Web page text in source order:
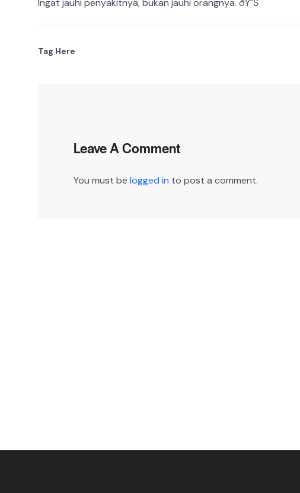
Ingat jauhi penyakitnya, bukan jauhi orangnya. ðŸ˜Š
Tag Here
Leave A Comment
You must be logged in to post a comment.